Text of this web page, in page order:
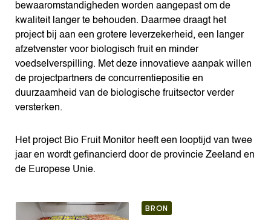
bewaaromstandigheden worden aangepast om de
kwaliteit langer te behouden. Daarmee draagt het
project bij aan een grotere leverzekerheid, een langer
afzetvenster voor biologisch fruit en minder
voedselverspilling. Met deze innovatieve aanpak willen
de projectpartners de concurrentiepositie en
duurzaamheid van de biologische fruitsector verder
versterken.
Het project Bio Fruit Monitor heeft een looptijd van twee
jaar en wordt gefinancierd door de provincie Zeeland en
de Europese Unie.
BRON